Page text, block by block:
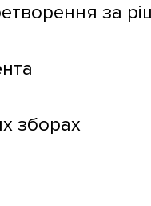
за
зборах